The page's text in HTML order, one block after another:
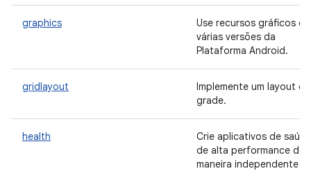
graphics
Use recursos gráficos em
várias versões da
Plataforma Android.
gridlayout
Implemente um layout de
grade.
health
Crie aplicativos de saúde
de alta performance de
maneira independente